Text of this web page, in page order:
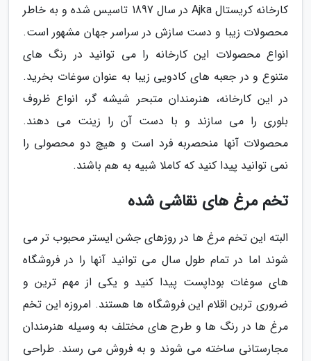
کارخانه کریستال Ajka در سال 1897 تاسیس شده و به خاطر
محصولات زیبا و دست سازش در سراسر جهان مشهور است.
انواع محصولات این کارخانه را می توانید در رنگ های
متنوع و در جعبه های کادویی زیبا به عنوان سوغات بخرید.
در این کارخانه، هنرمندان متبحر شیشه گر، انواع ظروف
بلوری را می سازند و با دست آن را زینت می دهند.
محصولات آنها منحصربه فرد است و هیچ دو محصولی را
نمی توانید پیدا کنید که کاملا شبیه به هم باشند.
تخم مرغ های نقاشی شده
البته این تخم مرغ ها در روزهای جشن ایستر محبوب تر می
شوند اما در تمام طول سال می توانید آنها را در فروشگاه
های سوغات بوداپست پیدا کنید و یکی از مهم ترین و
ضروری ترین اقلام این فروشگاه ها هستند. امروزه این تخم
مرغ ها در رنگ ها و طرح های مختلف به وسیله هنرمندان
مجارستانی ساخته می شوند و به فروش می رسند. طراحی